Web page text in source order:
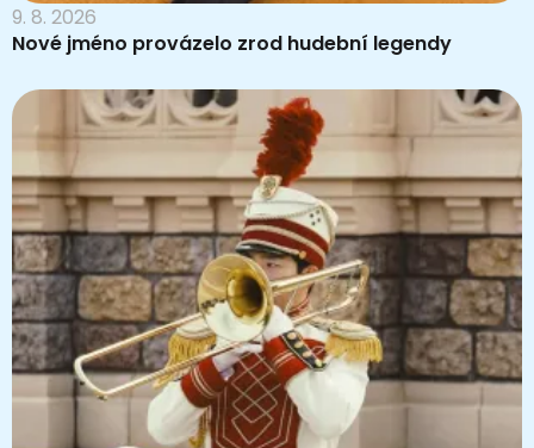
9. 8. 2026
Nové jméno provázelo zrod hudební legendy